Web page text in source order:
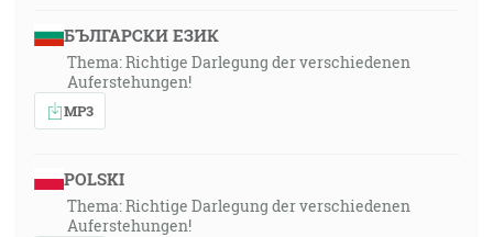
БЪЛГАРСКИ ЕЗИК
Thema: Richtige Darlegung der verschiedenen
Auferstehungen!
MP3
POLSKI
Thema: Richtige Darlegung der verschiedenen
Auferstehungen!